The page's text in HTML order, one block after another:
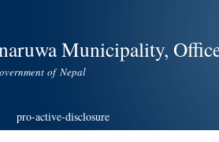
Municipality,
of Nepal
pro-active-disclosure